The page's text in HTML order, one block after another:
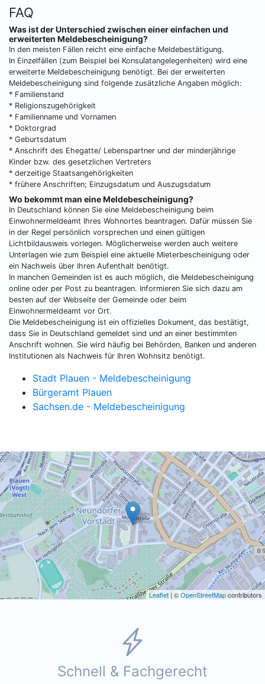
FAQ
Was ist der Unterschied zwischen einer einfachen und
erweiterten Meldebescheinigung?
In den meisten Fällen reicht eine einfache Meldebestätigung.
In Einzelfällen (zum Beispiel bei Konsulatangelegenheiten) wird eine
erweiterte Meldebescheinigung benötigt. Bei der erweiterten
Meldebescheinigung sind folgende zusätzliche Angaben möglich:
* Familienstand
* Religionszugehörigkeit
* Familienname und Vornamen
* Doktorgrad
* Geburtsdatum
* Anschrift des Ehegatte/ Lebenspartner und der minderjährige
Kinder bzw. des gesetzlichen Vertreters
* derzeitige Staatsangehörigkeiten
* frühere Anschriften; Einzugsdatum und Auszugsdatum
Wo bekommt man eine Meldebescheinigung?
In Deutschland können Sie eine Meldebescheinigung beim
Einwohnermeldeamt Ihres Wohnortes beantragen. Dafür müssen Sie
in der Regel persönlich vorsprechen und einen gültigen
Lichtbildausweis vorlegen. Möglicherweise werden auch weitere
Unterlagen wie zum Beispiel eine aktuelle Mieterbescheinigung oder
ein Nachweis über Ihren Aufenthalt benötigt.
In manchen Gemeinden ist es auch möglich, die Meldebescheinigung
online oder per Post zu beantragen. Informieren Sie sich dazu am
besten auf der Webseite der Gemeinde oder beim
Einwohnermeldeamt vor Ort.
Die Meldebescheinigung ist ein offizielles Dokument, das bestätigt,
dass Sie in Deutschland gemeldet sind und an einer bestimmten
Anschrift wohnen. Sie wird häufig bei Behörden, Banken und anderen
Institutionen als Nachweis für Ihren Wohnsitz benötigt.
Stadt Plauen - Meldebescheinigung
Bürgeramt Plauen
Sachsen.de - Meldebescheinigung
Leaflet | ©OpenStreetMapcontributors
Schnell & Fachgerecht